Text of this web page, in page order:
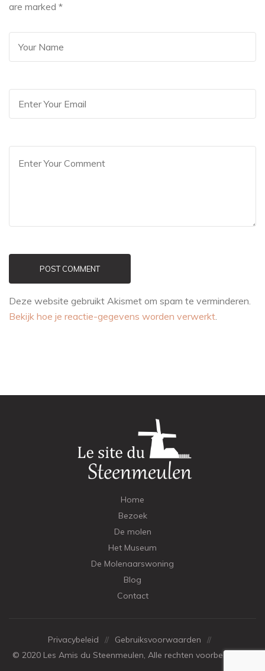
are marked *
POST COMMENT
Deze website gebruikt Akismet om spam te verminderen.
Bekijk hoe je reactie-gegevens worden verwerkt.
Home
Bezoek
De molen
Het Museum
De Molenaarswoning
Blog
Contact
Privacybeleid // Gebruiksvoorwaarden
//
© 2020 Les Amis du Steenmeulen, Alle rechten voorbehouden